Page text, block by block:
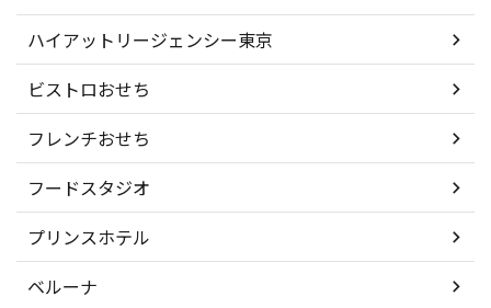
ハイアットリージェンシー東京
ビストロおせち
フレンチおせち
フードスタジオ
プリンスホテル
ベルーナ